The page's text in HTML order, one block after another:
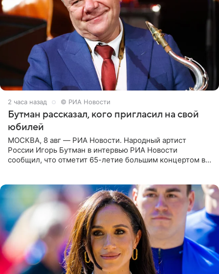
2 часа назад © РИА Новости
Бутман рассказал, кого пригласил на свой
юбилей
МОСКВА, 8 авг — РИА Новости. Народный артист
России Игорь Бутман в интервью РИА Новости
сообщил, что отметит 65-летие большим концертом в